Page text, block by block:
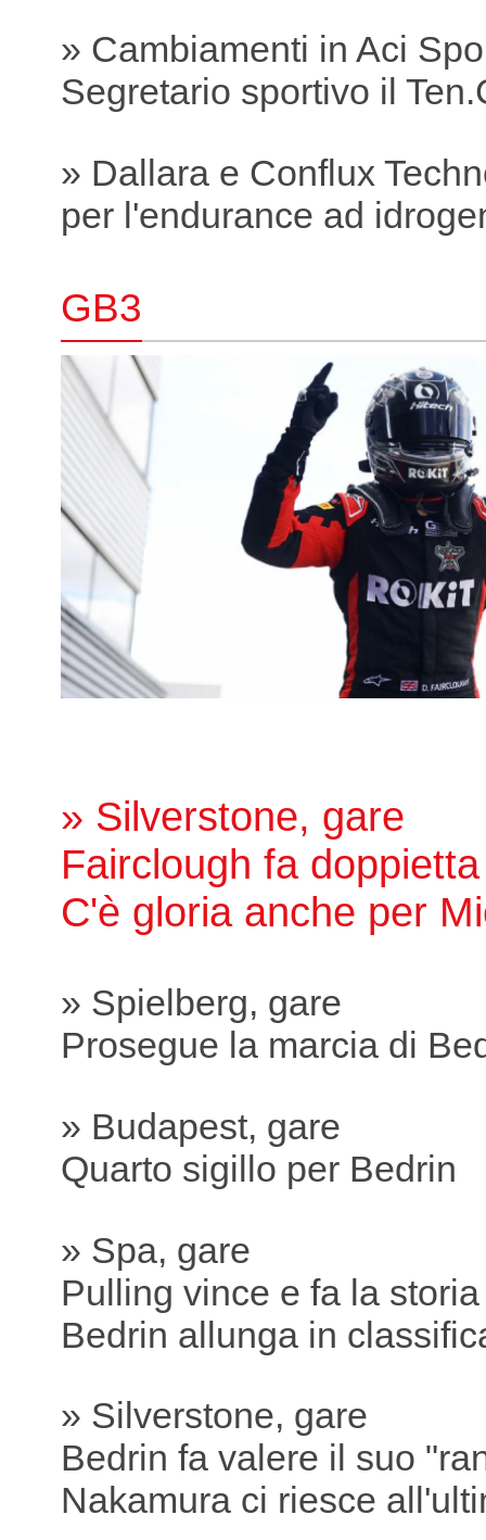
» Cambiamenti in Aci
Segretario sportivo il
» Dallara e Conflux
per l'endurance ad
GB3
» Silverstone, gare
Fairclough fa doppietta
C'è gloria anche per
» Spielberg, gare
Prosegue la marcia di
» Budapest, gare
Quarto sigillo per Bedrin
» Spa, gare
Pulling vince e fa la storia
Bedrin allunga in
» Silverstone, gare
Bedrin fa valere il suo
Nakamura ci riesce